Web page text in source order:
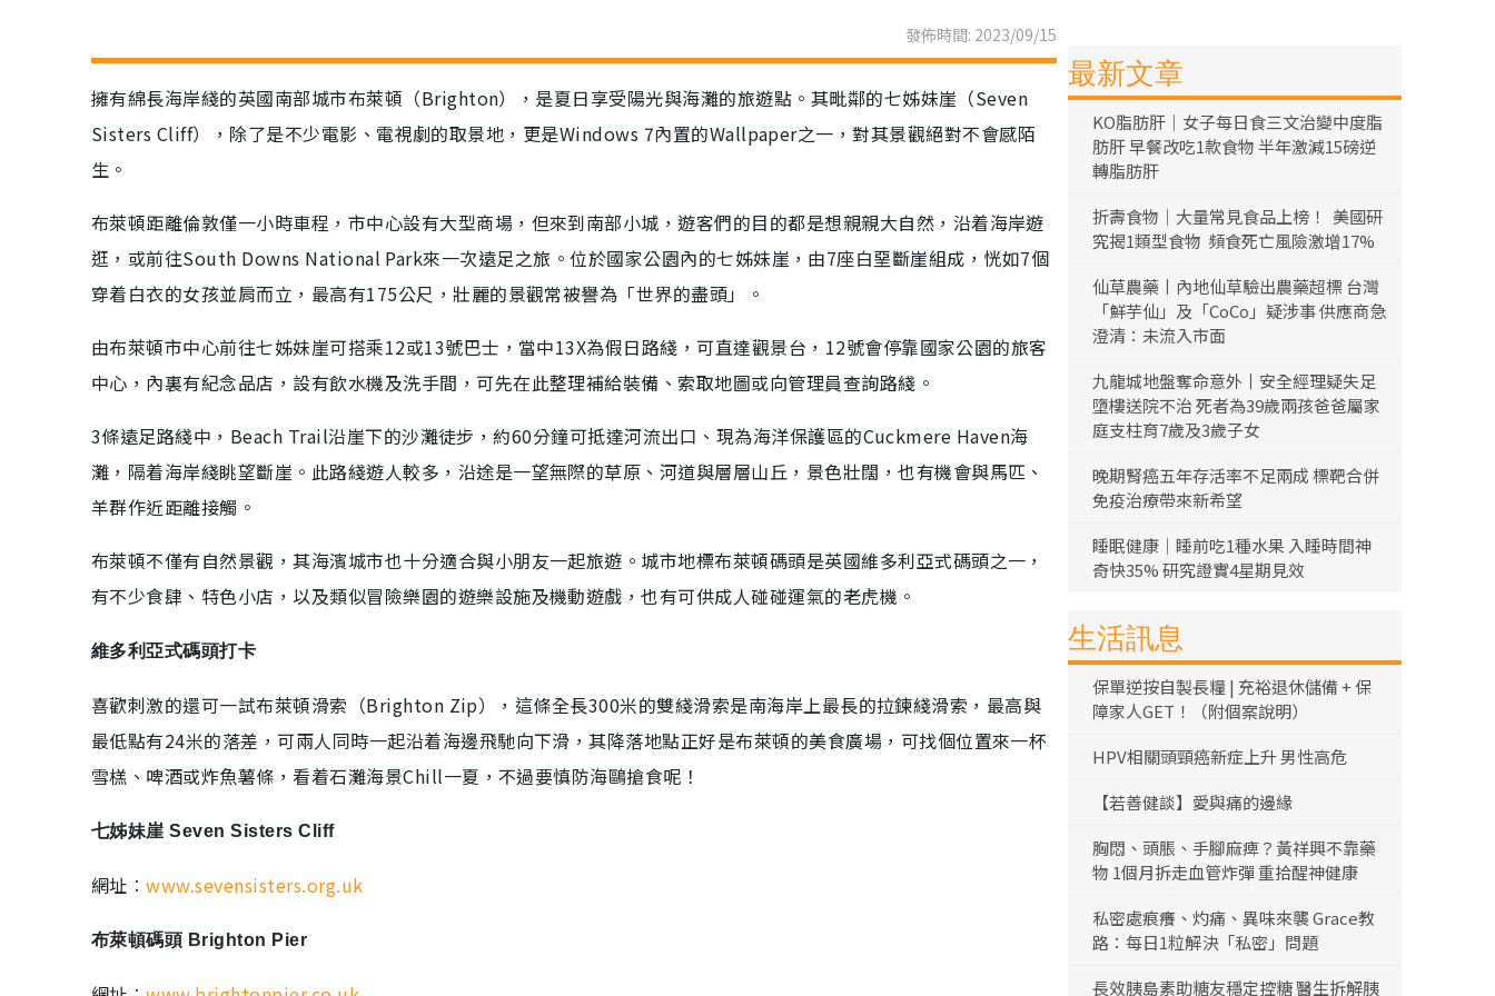
發佈時間: 2023/09/15
擁有綿長海岸綫的英國南部城市布萊頓（Brighton），是夏日享受陽光與海灘的旅遊點。其毗鄰的七姊妹崖（Seven
Sisters Cliff），除了是不少電影、電視劇的取景地，更是Windows 7內置的Wallpaper之一，對其景觀絕對不會感陌
生。
布萊頓距離倫敦僅一小時車程，市中心設有大型商場，但來到南部小城，遊客們的目的都是想親親大自然，沿着海岸遊
逛，或前往South Downs National Park來一次遠足之旅。位於國家公園內的七姊妹崖，由7座白堊斷崖組成，恍如7個
穿着白衣的女孩並肩而立，最高有175公尺，壯麗的景觀常被譽為「世界的盡頭」。
由布萊頓市中心前往七姊妹崖可搭乘12或13號巴士，當中13X為假日路綫，可直達觀景台，12號會停靠國家公園的旅客
中心，內裏有紀念品店，設有飲水機及洗手間，可先在此整理補給裝備、索取地圖或向管理員查詢路綫。
3條遠足路綫中，Beach Trail沿崖下的沙灘徒步，約60分鐘可抵達河流出口、現為海洋保護區的Cuckmere Haven海
灘，隔着海岸綫眺望斷崖。此路綫遊人較多，沿途是一望無際的草原、河道與層層山丘，景色壯闊，也有機會與馬匹、
羊群作近距離接觸。
布萊頓不僅有自然景觀，其海濱城市也十分適合與小朋友一起旅遊。城市地標布萊頓碼頭是英國維多利亞式碼頭之一，
有不少食肆、特色小店，以及類似冒險樂園的遊樂設施及機動遊戲，也有可供成人碰碰運氣的老虎機。
維多利亞式碼頭打卡
喜歡刺激的還可一試布萊頓滑索（Brighton Zip），這條全長300米的雙綫滑索是南海岸上最長的拉鍊綫滑索，最高與
最低點有24米的落差，可兩人同時一起沿着海邊飛馳向下滑，其降落地點正好是布萊頓的美食廣場，可找個位置來一杯
雪榚、啤酒或炸魚薯條，看着石灘海景Chill一夏，不過要慎防海鷗搶食呢！
七姊妹崖 Seven Sisters Cliff
網址︰www.sevensisters.org.uk
布萊頓碼頭 Brighton Pier
最新文章
KO脂肪肝｜女子每日食三文治變中度脂
肪肝 早餐改吃1款食物 半年激減15磅逆
轉脂肪肝
折壽食物｜大量常見食品上榜！ 美國研
究揭1類型食物 頻食死亡風險激增17%
仙草農藥丨內地仙草驗出農藥超標 台灣
「鮮芋仙」及「CoCo」疑涉事 供應商急
澄清：未流入市面
九龍城地盤奪命意外丨安全經理疑失足
墮樓送院不治 死者為39歲兩孩爸爸屬家
庭支柱育7歲及3歲子女
晚期腎癌五年存活率不足兩成 標靶合併
免疫治療帶來新希望
睡眠健康｜睡前吃1種水果 入睡時間神
奇快35% 研究證實4星期見效
生活訊息
保單逆按自製長糧 | 充裕退休儲備 + 保
障家人GET！（附個案說明）
HPV相關頭頸癌新症上升 男性高危
【若善健談】愛與痛的邊緣
胸悶、頭脹、手腳麻痺？黃祥興不靠藥
物 1個月拆走血管炸彈 重拾醒神健康
私密處痕癢、灼痛、異味來襲 Grace教
路：每日1粒解決「私密」問題
長效胰島素助糖友穩定控糖 醫生拆解胰